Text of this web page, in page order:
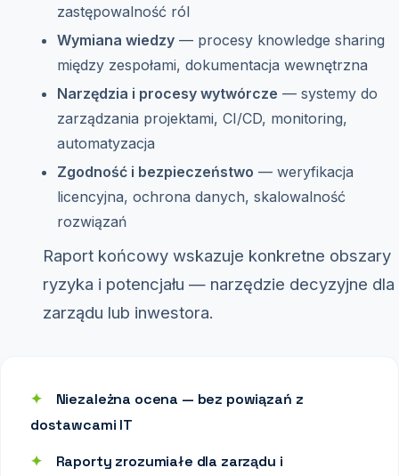
zastępowalność ról
Wymiana wiedzy — procesy knowledge sharing
między zespołami, dokumentacja wewnętrzna
Narzędzia i procesy wytwórcze — systemy do
zarządzania projektami, CI/CD, monitoring,
automatyzacja
Zgodność i bezpieczeństwo — weryfikacja
licencyjna, ochrona danych, skalowalność
rozwiązań
Raport końcowy wskazuje konkretne obszary
ryzyka i potencjału — narzędzie decyzyjne dla
zarządu lub inwestora.
✦
Niezależna ocena — bez powiązań z
dostawcami IT
✦
Raporty zrozumiałe dla zarządu i